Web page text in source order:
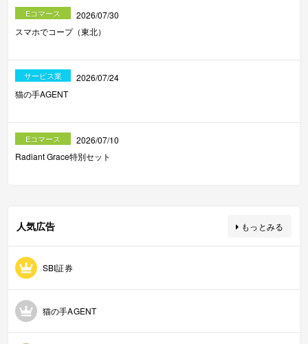
Eコマース
2026/07/30
スマホでコープ（東北）
サービス業
2026/07/24
猫の手AGENT
Eコマース
2026/07/10
Radiant Grace特別セット
人気広告 もっとみる
SBI証券
猫の手AGENT